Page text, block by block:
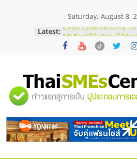
Saturday, August 8,
Latest: บริษัท Cybersecurity ใ
วิธีเลือกผู้ให้บริการให้คุ้ม
โจทย์ธุรกิจ
สัมมนาออนไลน์ โอกาส
บริการน้ำมัน Shell
สัมมนาลงทุน แฟรนไชส์
ไชส์ ครั้งที่ 8
ร้านเครื่องเสียงคุณภาพสู
โซลูชันระบบภาพและเสี
"ศูนย์
รวม
ข้อมูล